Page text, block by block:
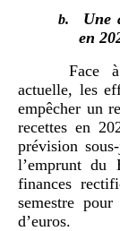
b.
Une
en
Face
actuelle, les
empêcher un
recettes en
prévision
l’emprunt
finances
semestre
d’euros.